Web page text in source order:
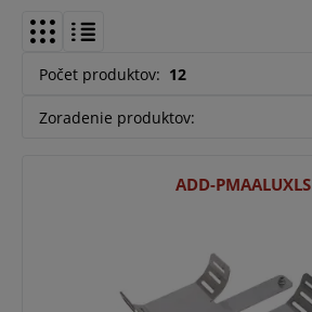
Počet produktov: 12
Zoradenie produktov:
ADD-PMAALUXLS